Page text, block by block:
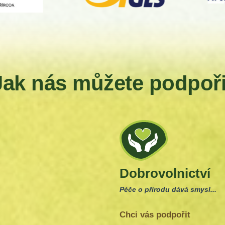
nás můžete
Dobrovolnictví
Péče o přírodu dává smysl...
Chci vás podpořit